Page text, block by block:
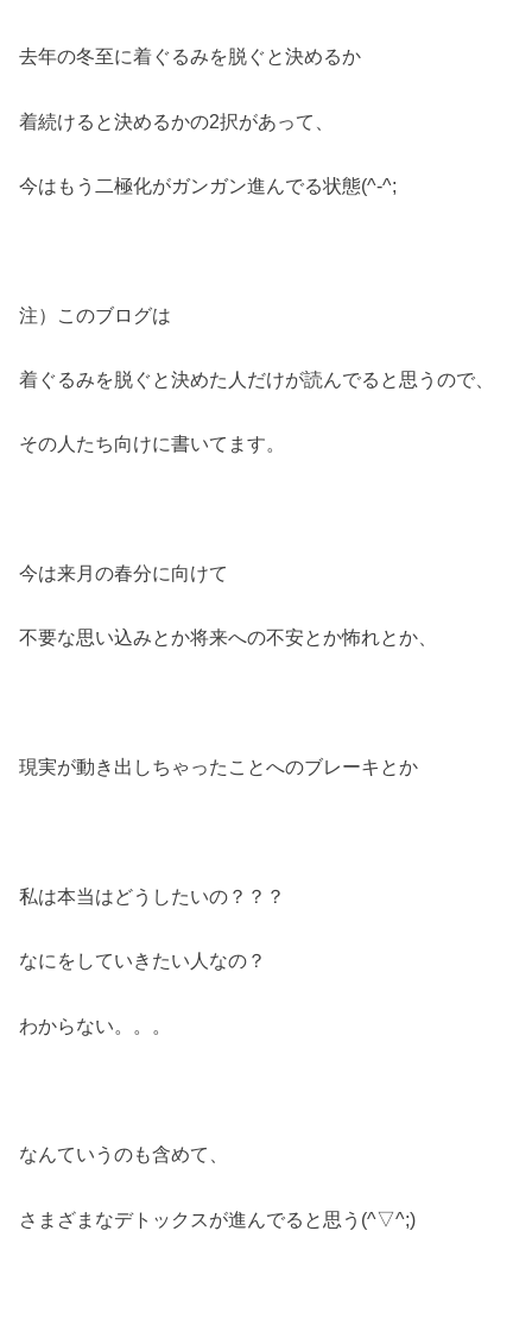
去年の冬至に着ぐるみを脱ぐと決めるか
着続けると決めるかの2択があって、
今はもう二極化がガンガン進んでる状態(^-^;
注）このブログは
着ぐるみを脱ぐと決めた人だけが読んでると思うので、
その人たち向けに書いてます。
今は来月の春分に向けて
不要な思い込みとか将来への不安とか怖れとか、
現実が動き出しちゃったことへのブレーキとか
私は本当はどうしたいの？？？
なにをしていきたい人なの？
わからない。。。
なんていうのも含めて、
さまざまなデトックスが進んでると思う(^▽^;)